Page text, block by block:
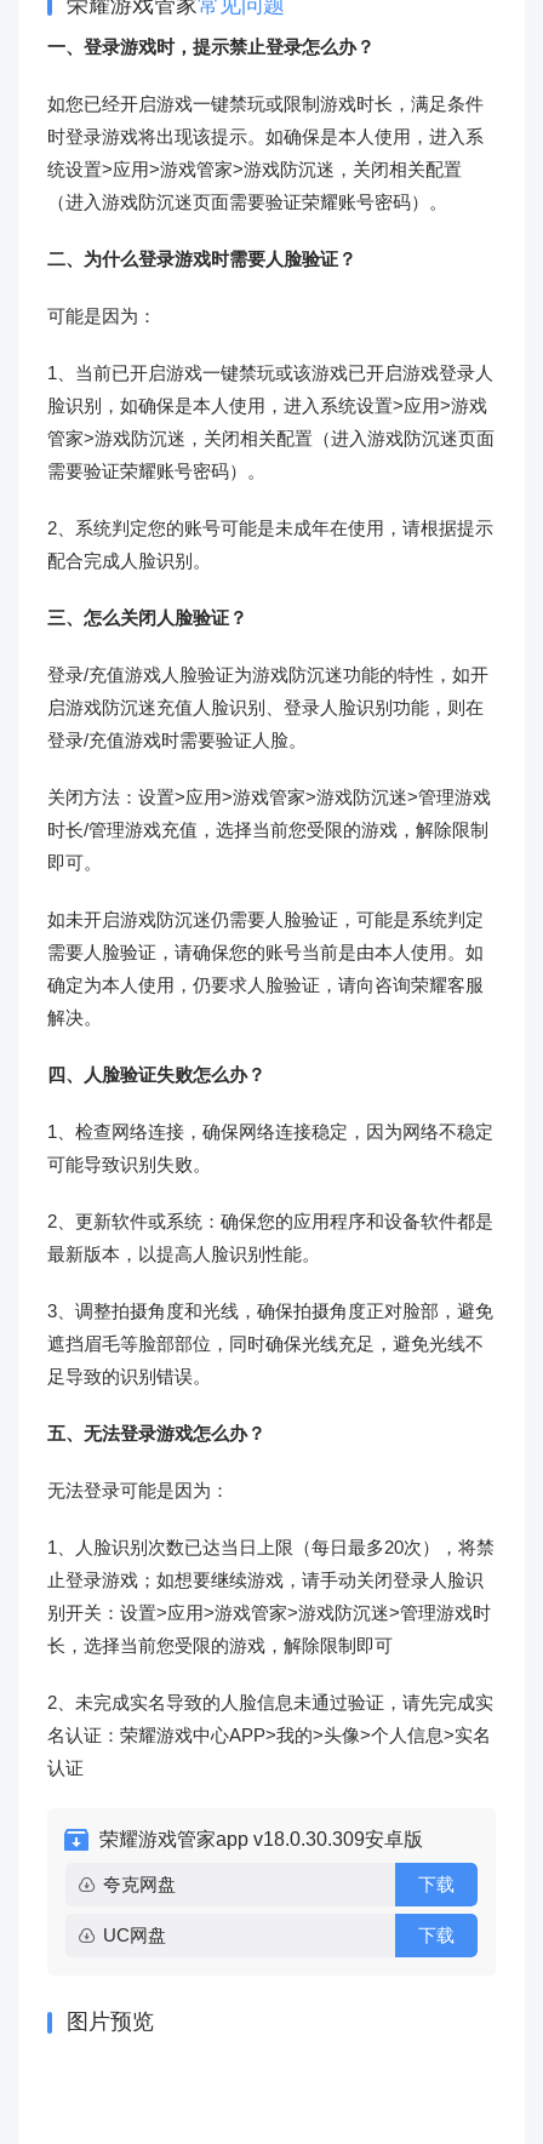
荣耀游戏管家常见问题
一、登录游戏时，提示禁止登录怎么办？
如您已经开启游戏一键禁玩或限制游戏时长，满足条件
时登录游戏将出现该提示。如确保是本人使用，进入系
统设置>应用>游戏管家>游戏防沉迷，关闭相关配置
（进入游戏防沉迷页面需要验证荣耀账号密码）。
二、为什么登录游戏时需要人脸验证？
可能是因为：
1、当前已开启游戏一键禁玩或该游戏已开启游戏登录人
脸识别，如确保是本人使用，进入系统设置>应用>游戏
管家>游戏防沉迷，关闭相关配置（进入游戏防沉迷页面
需要验证荣耀账号密码）。
2、系统判定您的账号可能是未成年在使用，请根据提示
配合完成人脸识别。
三、怎么关闭人脸验证？
登录/充值游戏人脸验证为游戏防沉迷功能的特性，如开
启游戏防沉迷充值人脸识别、登录人脸识别功能，则在
登录/充值游戏时需要验证人脸。
关闭方法：设置>应用>游戏管家>游戏防沉迷>管理游戏
时长/管理游戏充值，选择当前您受限的游戏，解除限制
即可。
如未开启游戏防沉迷仍需要人脸验证，可能是系统判定
需要人脸验证，请确保您的账号当前是由本人使用。如
确定为本人使用，仍要求人脸验证，请向咨询荣耀客服
解决。
四、人脸验证失败怎么办？
1、检查网络连接，确保网络连接稳定，因为网络不稳定
可能导致识别失败。
2、更新软件或系统：确保您的应用程序和设备软件都是
最新版本，以提高人脸识别性能。
3、调整拍摄角度和光线，确保拍摄角度正对脸部，避免
遮挡眉毛等脸部部位，同时确保光线充足，避免光线不
足导致的识别错误。
五、无法登录游戏怎么办？
无法登录可能是因为：
1、人脸识别次数已达当日上限（每日最多20次），将禁
止登录游戏；如想要继续游戏，请手动关闭登录人脸识
别开关：设置>应用>游戏管家>游戏防沉迷>管理游戏时
长，选择当前您受限的游戏，解除限制即可
2、未完成实名导致的人脸信息未通过验证，请先完成实
名认证：荣耀游戏中心APP>我的>头像>个人信息>实名
认证
荣耀游戏管家app v18.0.30.309安卓版
夸克网盘 下载
UC网盘 下载
图片预览